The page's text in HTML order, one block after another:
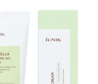
opciones